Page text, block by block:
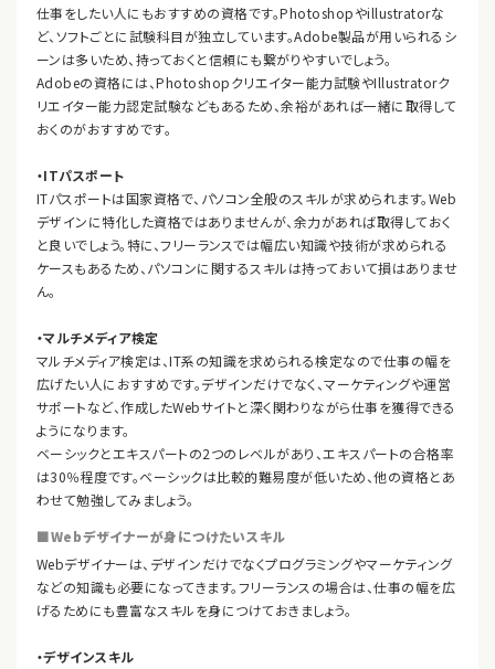
仕事をしたい人にもおすすめの資格です。Photoshopやillustratorな
ど、ソフトごとに試験科目が独立しています。Adobe製品が用いられるシ
ーンは多いため、持っておくと信頼にも繋がりやすいでしょう。
Adobeの資格には、Photoshopクリエイター能力試験やIllustratorク
リエイター能力認定試験などもあるため、余裕があれば一緒に取得して
おくのがおすすめです。
・ITパスポート
ITパスポートは国家資格で、パソコン全般のスキルが求められます。Web
デザインに特化した資格ではありませんが、余力があれば取得しておく
と良いでしょう。特に、フリーランスでは幅広い知識や技術が求められる
ケースもあるため、パソコンに関するスキルは持っておいて損はありませ
ん。
・マルチメディア検定
マルチメディア検定は、IT系の知識を求められる検定なので仕事の幅を
広げたい人におすすめです。デザインだけでなく、マーケティングや運営
サポートなど、作成したWebサイトと深く関わりながら仕事を獲得できる
ようになります。
ベーシックとエキスパートの2つのレベルがあり、エキスパートの合格率
は30％程度です。ベーシックは比較的難易度が低いため、他の資格とあ
わせて勉強してみましょう。
■Webデザイナーが身につけたいスキル
Webデザイナーは、デザインだけでなくプログラミングやマーケティング
などの知識も必要になってきます。フリーランスの場合は、仕事の幅を広
げるためにも豊富なスキルを身につけておきましょう。
・デザインスキル